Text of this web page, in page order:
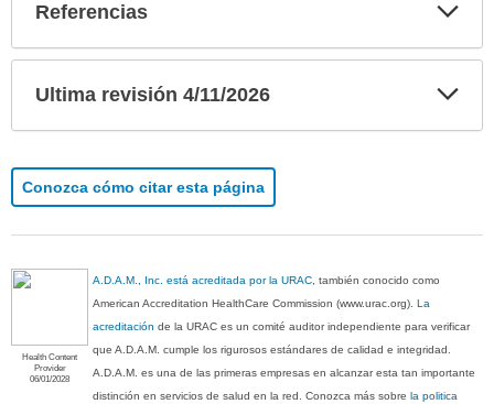
Referencias
Ultima revisión 4/11/2026
Conozca cómo citar esta página
Health Content
Provider
06/01/2028
A.D.A.M., Inc. está acreditada por la URAC, también conocido como
American Accreditation HealthCare Commission (www.urac.org). La
acreditación de la URAC es un comité auditor independiente para verificar
que A.D.A.M. cumple los rigurosos estándares de calidad e integridad.
A.D.A.M. es una de las primeras empresas en alcanzar esta tan importante
distinción en servicios de salud en la red. Conozca más sobre la politica